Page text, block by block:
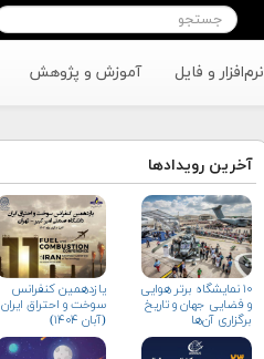
نرم‌افزار و فایل آموزش و پژوهش
آخرین رویدادها
۱۰ نمایشگاه برتر هوایی
و فضایی جهان و تاریخ
برگزاری آن‌ها
یازدهمین کنفرانس
سوخت و احتراق ایران
(آبان‌ ۱۴۰۴)